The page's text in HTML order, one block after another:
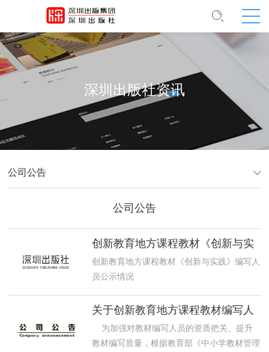
深圳出版社资讯
公司公告
公司公告
创新教育地方课程教材《创新与实
践》编写人员公示情况
创新教育地方课程教材《创新与实践》编写人
员公示情况
关于创新教育地方课程教材编写人
员情况的公示
为加强对教材编写人员的资质把关、提升
教材编写质量，根据教育部《中小学教材管理